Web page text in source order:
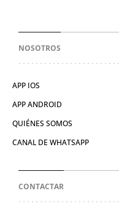
NOSOTROS
APP IOS
APP ANDROID
QUIÉNES SOMOS
CANAL DE WHATSAPP
CONTACTAR